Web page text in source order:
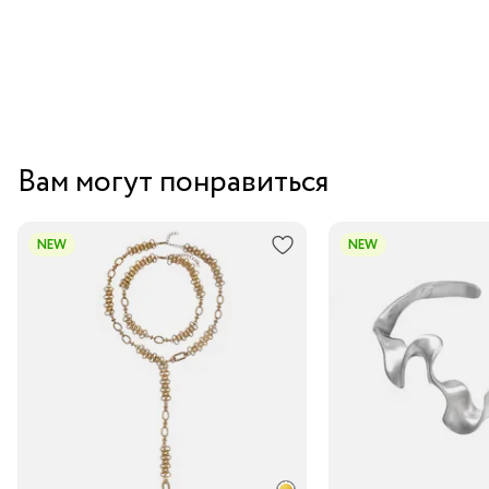
Вам могут понравиться
NEW NEW